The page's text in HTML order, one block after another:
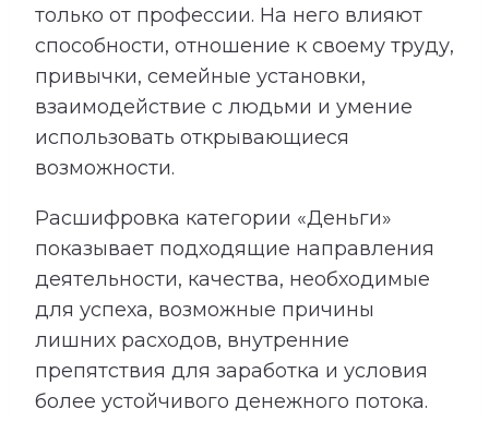
только от профессии. На него влияют
способности, отношение к своему труду,
привычки, семейные установки,
взаимодействие с людьми и умение
использовать открывающиеся
возможности.
Расшифровка категории «Деньги»
показывает подходящие направления
деятельности, качества, необходимые
для успеха, возможные причины
лишних расходов, внутренние
препятствия для заработка и условия
более устойчивого денежного потока.